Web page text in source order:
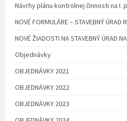
Návrhy plánu kontrolnej činnosti na I.
NOVÉ FORMULÁRE – STAVEBNÝ ÚRAD
NOVÉ ŽIADOSTI NA STAVEBNÝ ÚRAD
Objednávky
OBJEDNÁVKY 2021
OBJEDNÁVKY 2022
OBJEDNÁVKY 2023